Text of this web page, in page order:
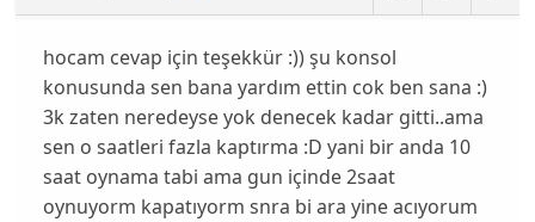
hocam cevap için teşekkür :)) şu konsol
konusunda sen bana yardım ettin cok ben sana :)
3k zaten neredeyse yok denecek kadar gitti..ama
sen o saatleri fazla kaptırma :D yani bir anda 10
saat oynama tabi ama gun içinde 2saat
oynuyorm kapatıyorm snra bi ara yine acıyorum